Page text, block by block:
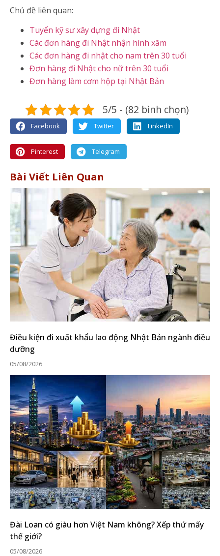
Chủ đề liên quan:
Tuyển kỹ sư xây dựng đi Nhật
Các đơn hàng đi Nhật nhận hình xăm
Các đơn hàng đi nhật cho nam trên 30 tuổi
Đơn hàng đi Nhật cho nữ trên 30 tuổi
Đơn hàng làm cơm hộp tại Nhật Bản
5/5 - (82 bình chọn)
Facebook Twitter LinkedIn
Pinterest Telegram
Bài Viết Liên Quan
Điều kiện đi xuất khẩu lao động Nhật Bản ngành điều
dưỡng
05/08/2026
Đài Loan có giàu hơn Việt Nam không? Xếp thứ mấy
thế giới?
05/08/2026